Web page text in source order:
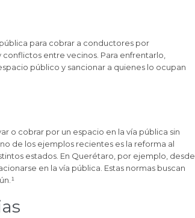
para cobrar a conductores por
entre vecinos. Para enfrentarlo,
público y sancionar a quienes lo ocupan
o cobrar por un espacio en la vía pública sin
de los ejemplos recientes es la reforma al
estados. En Querétaro, por ejemplo, desde
en la vía pública. Estas normas buscan